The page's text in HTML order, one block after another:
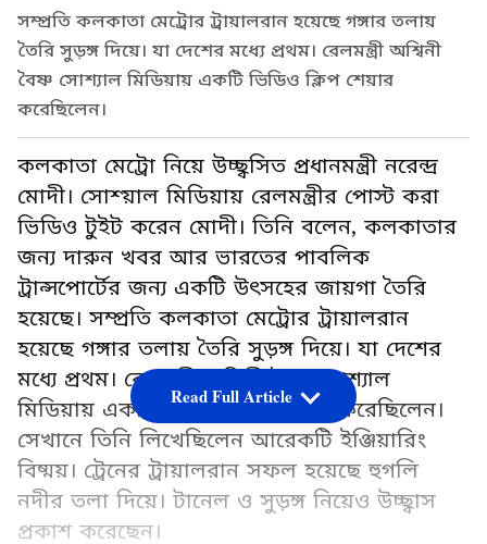
সম্প্রতি কলকাতা মেট্রোর ট্রায়ালরান হয়েছে গঙ্গার তলায়
তৈরি সুড়ঙ্গ দিয়ে। যা দেশের মধ্যে প্রথম। রেলমন্ত্রী অশ্বিনী
বৈষ্ণ সোশ্যাল মিডিয়ায় একটি ভিডিও ক্লিপ শেয়ার
করেছিলেন।
কলকাতা মেট্রো নিয়ে উচ্ছ্বসিত প্রধানমন্ত্রী নরেন্দ্র
মোদী। সোশ্য়াল মিডিয়ায় রেলমন্ত্রীর পোস্ট করা
ভিডিও টুইট করেন মোদী। তিনি বলেন, কলকাতার
জন্য দারুন খবর আর ভারতের পাবলিক
ট্রান্সপোর্টের জন্য একটি উৎসহের জায়গা তৈরি
হয়েছে। সম্প্রতি কলকাতা মেট্রোর ট্রায়ালরান
হয়েছে গঙ্গার তলায় তৈরি সুড়ঙ্গ দিয়ে। যা দেশের
মধ্যে প্রথম। রেলমন্ত্রী অশ্বিনী বৈষ্ণ সোশ্যাল
মিডিয়ায় একটি ভিডিও ক্লিপ শেয়ার করেছিলেন।
সেখানে তিনি লিখেছিলেন আরেকটি ইঞ্জিয়ারিং
বিষ্ময়। ট্রেনের ট্রায়ালরান সফল হয়েছে হুগলি
নদীর তলা দিয়ে। টানেল ও সুড়ঙ্গ নিয়েও উচ্ছ্বাস
প্রকাশ করেছেন।
Read Full Article